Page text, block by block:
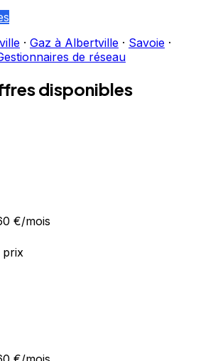
· Gaz à Albertville · Savoie ·
de réseau
disponibles
€/mois
prix